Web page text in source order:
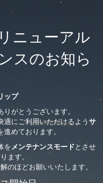
ニューアル
スのお知ら
ップ
がとうございます。
にご利用いただけるようサ
進めております。
をメンテナンスモードとさせ
ます。
のほどお願いいたします。